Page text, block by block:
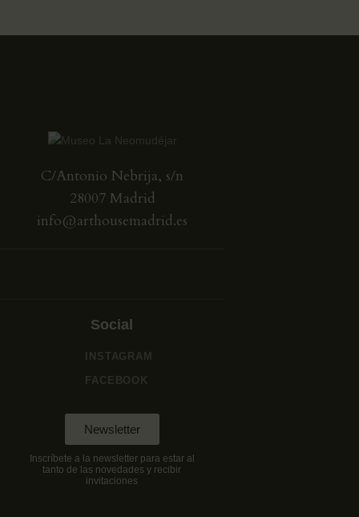
C/Antonio Nebrija, s/n
28007 Madrid
info@arthousemadrid.es
Social
INSTAGRAM
FACEBOOK
Newsletter
Inscríbete a la newsletter para estar al
tanto de las novedades y recibir
invitaciones